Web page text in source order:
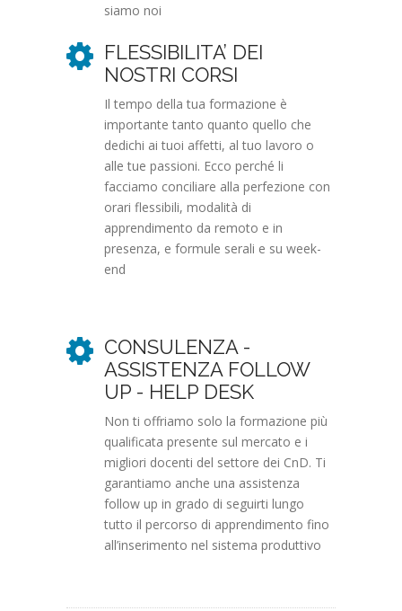
siamo noi
FLESSIBILITA’ DEI
NOSTRI CORSI
Il tempo della tua formazione è
importante tanto quanto quello che
dedichi ai tuoi affetti, al tuo lavoro o
alle tue passioni. Ecco perché li
facciamo conciliare alla perfezione con
orari flessibili, modalità di
apprendimento da remoto e in
presenza, e formule serali e su week-
end
CONSULENZA -
ASSISTENZA FOLLOW
UP - HELP DESK
Non ti offriamo solo la formazione più
qualificata presente sul mercato e i
migliori docenti del settore dei CnD. Ti
garantiamo anche una assistenza
follow up in grado di seguirti lungo
tutto il percorso di apprendimento fino
all’inserimento nel sistema produttivo